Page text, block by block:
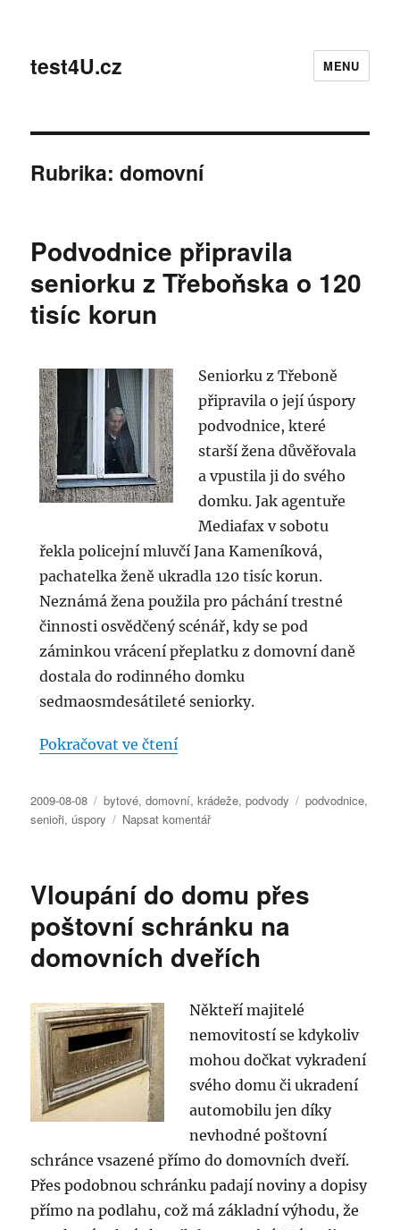
test4U.cz MENU
Rubrika:domovní
Podvodnice připravila
seniorku z Třeboňska o 120
tisíc korun
Seniorku z Třeboně
připravila o její úspory
podvodnice, které
starší žena důvěřovala
a vpustila ji do svého
domku. Jak agentuře
Mediafax v sobotu
řekla policejní mluvčí Jana Kameníková,
pachatelka ženě ukradla 120 tisíc korun.
Neznámá žena použila pro páchání trestné
činnosti osvědčený scénář, kdy se pod
záminkou vrácení přeplatku z domovní daně
dostala do rodinného domku
sedmaosmdesátileté seniorky.
Pokračovat ve čtení„Podvodnice připravila
Publikováno:
2009-08-08 Rubriky:
bytové,domovní,krádeže,podvody Štítky:
podvodnice,
senioři, úspory Napsat komentářpro
Podvodnice
seniorku
z
Třeboňska
120
korun
Vloupání do domu přes
poštovní schránku na
domovních dveřích
Někteří majitelé
nemovitostí se kdykoliv
mohou dočkat vykradení
svého domu či ukradení
automobilu jen díky
nevhodné poštovní
schránce vsazené přímo do domovních dveří.
Přes podobnou schránku padají noviny a dopisy
přímo na podlahu, což má základní výhodu, že